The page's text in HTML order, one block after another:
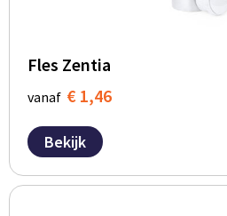
Fles Zentia
vanaf € 1,46
Bekijk